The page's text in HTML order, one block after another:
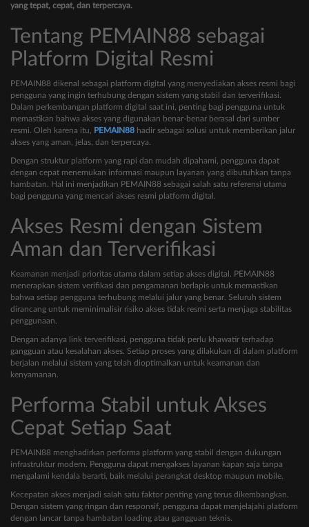
yang tepat, cepat, dan terpercaya.
Tentang PEMAIN88 sebagai
Platform Digital Resmi
PEMAIN88 dikenal sebagai platform digital yang menyediakan akses resmi bagi
pengguna yang ingin terhubung dengan sistem yang stabil dan terverifikasi.
Dalam perkembangan platform digital saat ini, penting bagi pengguna untuk
memastikan bahwa akses yang digunakan benar-benar berasal dari sumber
resmi. Oleh karena itu, PEMAIN88 hadir sebagai solusi untuk memberikan jalur
akses yang aman, jelas, dan terpercaya.
Dengan struktur platform yang rapi dan mudah dipahami, pengguna dapat
dengan cepat menemukan informasi maupun layanan yang dibutuhkan tanpa
hambatan. Hal ini menjadikan PEMAIN88 sebagai salah satu referensi utama
bagi pengguna yang mencari akses resmi platform digital.
Akses Resmi dengan Sistem
Aman dan Terverifikasi
Keamanan menjadi prioritas utama dalam setiap akses digital. PEMAIN88
menerapkan sistem verifikasi dan pengamanan berlapis untuk memastikan
bahwa setiap pengguna terhubung melalui jalur yang benar. Seluruh sistem
dirancang untuk meminimalisir risiko akses tidak resmi serta menjaga stabilitas
penggunaan.
Dengan adanya link terverifikasi, pengguna tidak perlu khawatir terhadap
gangguan atau kesalahan akses. Setiap proses yang dilakukan di dalam platform
berjalan melalui sistem yang telah dioptimalkan untuk keamanan dan
kenyamanan.
Performa Stabil untuk Akses
Cepat Setiap Saat
PEMAIN88 menghadirkan performa platform yang stabil dengan dukungan
infrastruktur modern. Pengguna dapat mengakses layanan kapan saja tanpa
mengalami kendala berarti, baik melalui perangkat desktop maupun mobile.
Kecepatan akses menjadi salah satu faktor penting yang terus dikembangkan.
Dengan sistem yang ringan dan responsif, pengguna dapat menjelajahi platform
dengan lancar tanpa hambatan loading atau gangguan teknis.